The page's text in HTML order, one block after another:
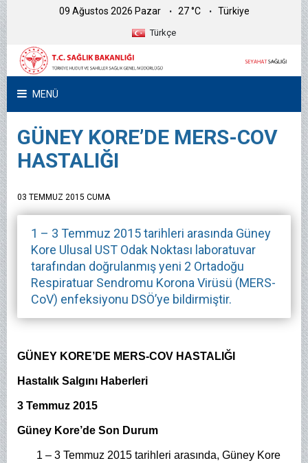
09 Ağustos 2026 Pazar 27 °C Türkiye
Türkçe
MENÜ
GÜNEY KORE’DE MERS-COV
HASTALIĞI
03 TEMMUZ 2015 CUMA
1 – 3 Temmuz 2015 tarihleri arasında Güney
Kore Ulusal UST Odak Noktası laboratuvar
tarafından doğrulanmış yeni 2 Ortadoğu
Respiratuar Sendromu Korona Virüsü (MERS-
CoV) enfeksiyonu DSÖ’ye bildirmiştir.
GÜNEY KORE’DE MERS-COV HASTALIĞI
Hastalık Salgını Haberleri
3 Temmuz 2015
Güney Kore’de Son Durum
1 – 3 Temmuz 2015 tarihleri arasında, Güney Kore